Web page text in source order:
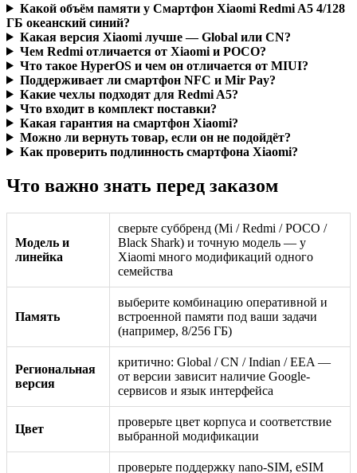
Какой объём памяти у Смартфон Xiaomi Redmi A5 4/128
ГБ океанский синий?
Какая версия Xiaomi лучше — Global или CN?
Чем Redmi отличается от Xiaomi и POCO?
Что такое HyperOS и чем он отличается от MIUI?
Поддерживает ли смартфон NFC и Mir Pay?
Какие чехлы подходят для Redmi A5?
Что входит в комплект поставки?
Какая гарантия на смартфон Xiaomi?
Можно ли вернуть товар, если он не подойдёт?
Как проверить подлинность смартфона Xiaomi?
Что важно знать перед заказом
Модель и
линейка
сверьте суббренд (Mi / Redmi / POCO /
Black Shark) и точную модель — у
Xiaomi много модификаций одного
семейства
Память
выберите комбинацию оперативной и
встроенной памяти под ваши задачи
(например, 8/256 ГБ)
Региональная
версия
критично: Global / CN / Indian / EEA —
от версии зависит наличие Google-
сервисов и язык интерфейса
Цвет
проверьте цвет корпуса и соответствие
выбранной модификации
проверьте поддержку nano-SIM, eSIM